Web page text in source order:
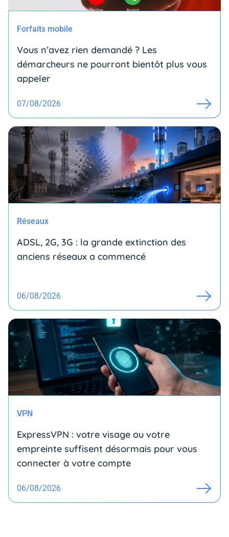
Forfaits mobile
Vous n’avez rien demandé ? Les
démarcheurs ne pourront bientôt plus vous
appeler
07/08/2026
Réseaux
ADSL, 2G, 3G : la grande extinction des
anciens réseaux a commencé
06/08/2026
VPN
ExpressVPN : votre visage ou votre
empreinte suffisent désormais pour vous
connecter à votre compte
06/08/2026